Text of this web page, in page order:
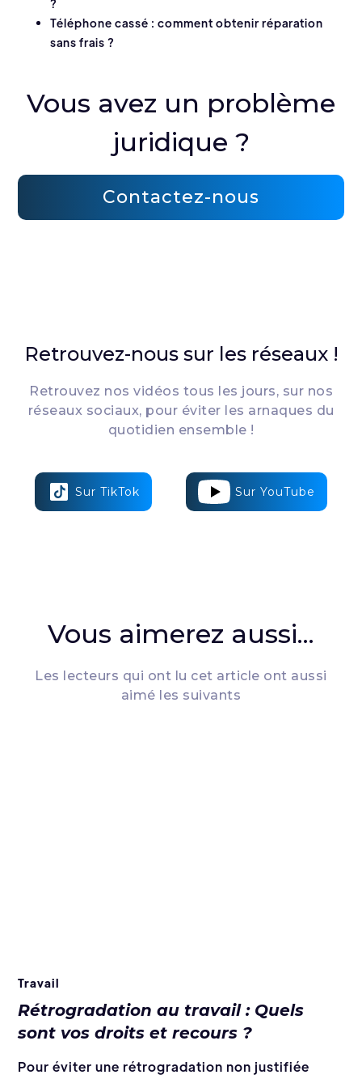
?
Téléphone cassé : comment obtenir réparation
sans frais ?
Vous avez un problème
juridique ?
Contactez-nous
Retrouvez-nous sur les réseaux !
Retrouvez nos vidéos tous les jours, sur nos
réseaux sociaux, pour éviter les arnaques du
quotidien ensemble !
Sur TikTok Sur YouTube
Vous aimerez aussi...
Les lecteurs qui ont lu cet article ont aussi
aimé les suivants
Travail
Rétrogradation au travail : Quels
sont vos droits et recours ?
Pour éviter une rétrogradation non justifiée